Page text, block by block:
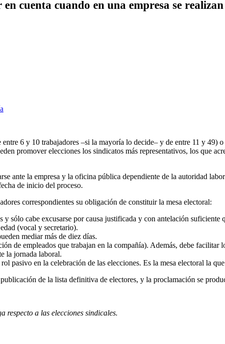
cuenta cuando en una empresa se realizan
6 y 10 trabajadores –si la mayoría lo decide– y de entre 11 y 49)
promover elecciones los sindicatos más representativos, los que
ante la empresa y la oficina pública dependiente de la autoridad
de inicio del proceso.
correspondientes su obligación de constituir la mesa electoral:
sólo cabe excusarse por causa justificada y con antelación
(vocal y secretario).
mediar más de diez días.
de empleados que trabajan en la compañía). Además, debe
la jornada laboral.
pasivo en la celebración de las elecciones. Es la mesa electoral la
de la lista definitiva de electores, y la proclamación se
respecto a las elecciones sindicales.